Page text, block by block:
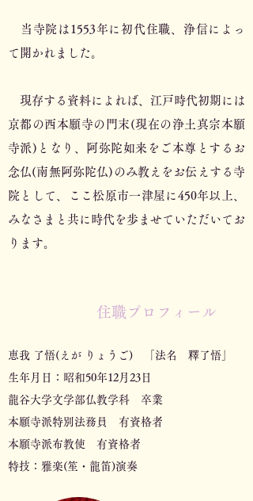
当寺院は1553年に初代住職、浄信によっ
て開かれました。
現存する資料によれば、江戸時代初期には
京都の西本願寺の門末(現在の浄土真宗本願
寺派)となり、阿弥陀如来をご本尊とするお
念仏(南無阿弥陀仏)のみ教えをお伝えする寺
院として、ここ松原市一津屋に450年以上、
みなさまと共に時代を歩ませていただいてお
ります。
住職プロフィール
恵我 了悟(えが りょうご) 「法名 釋了悟」
生年月日：昭和50年12月23日
龍谷大学文学部仏教学科 卒業
本願寺派特別法務員 有資格者
本願寺派布教使 有資格者
特技：雅楽(笙・龍笛)演奏